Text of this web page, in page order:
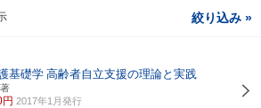
絞り込み »
基礎学 高齢者自立支援の理論と実践
2017年1月発行